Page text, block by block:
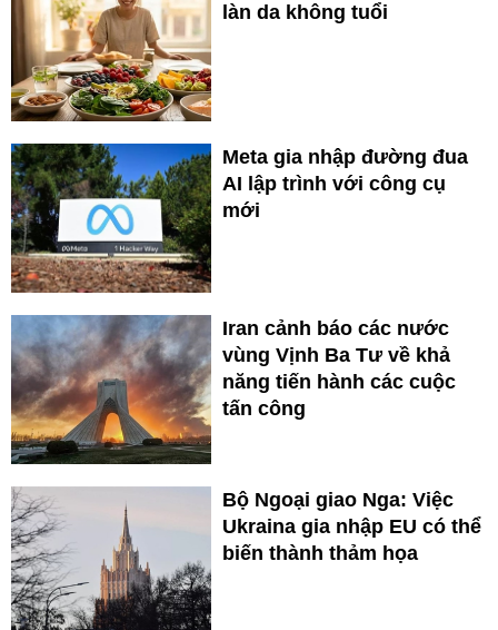
làn da không tuổi
Meta gia nhập đường đua
AI lập trình với công cụ
mới
Iran cảnh báo các nước
vùng Vịnh Ba Tư về khả
năng tiến hành các cuộc
tấn công
Bộ Ngoại giao Nga: Việc
Ukraina gia nhập EU có thể
biến thành thảm họa